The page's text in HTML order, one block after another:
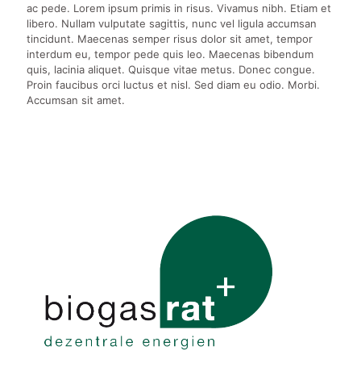
ac pede. Lorem ipsum primis in risus. Vivamus nibh. Etiam et
libero. Nullam vulputate sagittis, nunc vel ligula accumsan
tincidunt. Maecenas semper risus dolor sit amet, tempor
interdum eu, tempor pede quis leo. Maecenas bibendum
quis, lacinia aliquet. Quisque vitae metus. Donec congue.
Proin faucibus orci luctus et nisl. Sed diam eu odio. Morbi.
Accumsan sit amet.